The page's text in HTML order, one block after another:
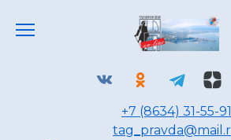
+7 (8634) 31-55-91